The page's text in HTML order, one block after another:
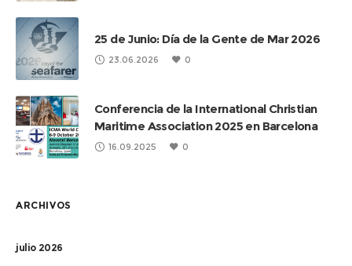
25 de Junio: Día de la Gente de Mar 2026
23.06.2026 0
Conferencia de la International Christian
Maritime Association 2025 en Barcelona
16.09.2025 0
ARCHIVOS
julio 2026